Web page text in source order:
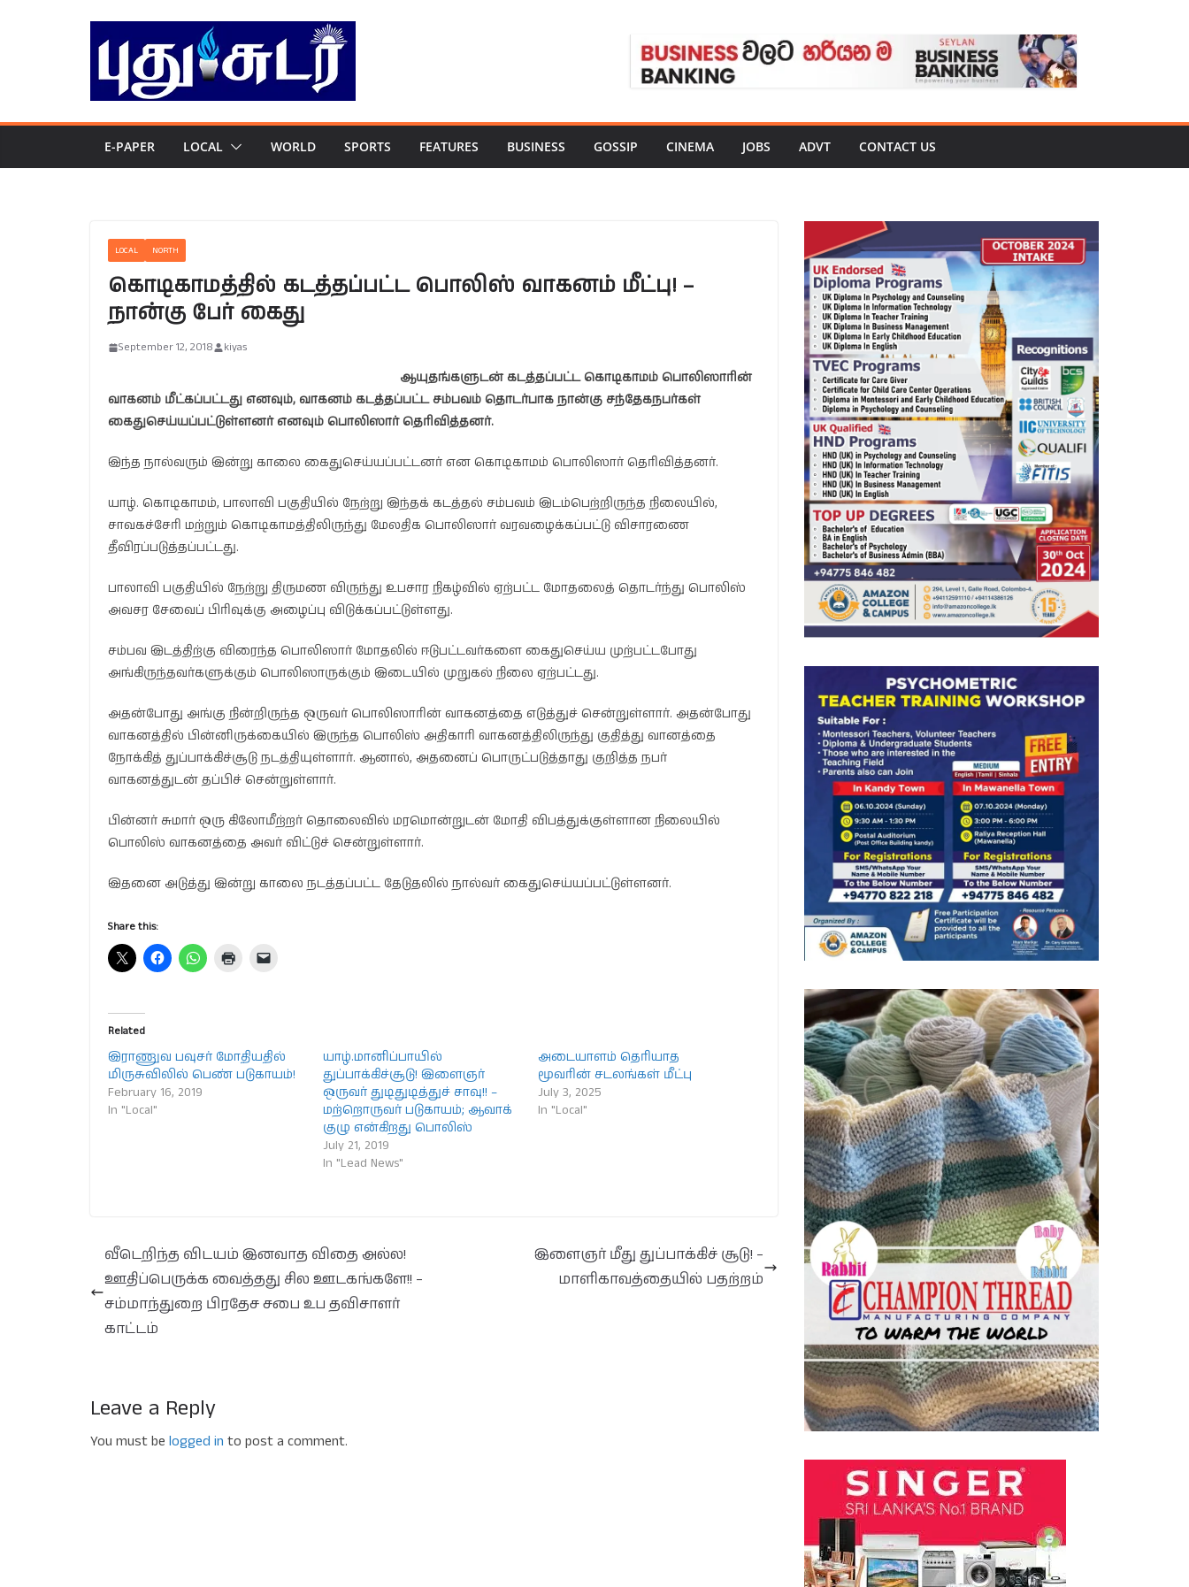
E-PAPER LOCAL WORLD SPORTS FEATURES BUSINESS GOSSIP CINEMA JOBS ADVT CONTACT US
LOCAL NORTH
கொடிகாமத்தில் கடத்தப்பட்ட பொலிஸ் வாகனம் மீட்பு! –
நான்கு பேர் கைது
September 12, 2018 kiyas
ஆயுதங்களுடன் கடத்தப்பட்ட கொடிகாமம் பொலிஸாரின்
வாகனம் மீட்கப்பட்டது எனவும், வாகனம் கடத்தப்பட்ட சம்பவம் தொடர்பாக நான்கு சந்தேகநபர்கள்
கைதுசெய்யப்பட்டுள்ளனர் எனவும் பொலிஸார் தெரிவித்தனர்.
இந்த நால்வரும் இன்று காலை கைதுசெய்யப்பட்டனர் என கொடிகாமம் பொலிஸார் தெரிவித்தனர்.
யாழ். கொடிகாமம், பாலாவி பகுதியில் நேற்று இந்தக் கடத்தல் சம்பவம் இடம்பெற்றிருந்த நிலையில்,
சாவகச்சேரி மற்றும் கொடிகாமத்திலிருந்து மேலதிக பொலிஸார் வரவழைக்கப்பட்டு விசாரணை
தீவிரப்படுத்தப்பட்டது.
பாலாவி பகுதியில் நேற்று திருமண விருந்து உபசார நிகழ்வில் ஏற்பட்ட மோதலைத் தொடர்ந்து பொலிஸ்
அவசர சேவைப் பிரிவுக்கு அழைப்பு விடுக்கப்பட்டுள்ளது.
சம்பவ இடத்திற்கு விரைந்த பொலிஸார் மோதலில் ஈடுபட்டவர்களை கைதுசெய்ய முற்பட்டபோது
அங்கிருந்தவர்களுக்கும் பொலிஸாருக்கும் இடையில் முறுகல் நிலை ஏற்பட்டது.
அதன்போது அங்கு நின்றிருந்த ஒருவர் பொலிஸாரின் வாகனத்தை எடுத்துச் சென்றுள்ளார். அதன்போது
வாகனத்தில் பின்னிருக்கையில் இருந்த பொலிஸ் அதிகாரி வாகனத்திலிருந்து குதித்து வானத்தை
நோக்கித் துப்பாக்கிச்சூடு நடத்தியுள்ளார். ஆனால், அதனைப் பொருட்படுத்தாது குறித்த நபர்
வாகனத்துடன் தப்பிச் சென்றுள்ளார்.
பின்னர் சுமார் ஒரு கிலோமீற்றர் தொலைவில் மரமொன்றுடன் மோதி விபத்துக்குள்ளான நிலையில்
பொலிஸ் வாகனத்தை அவர் விட்டுச் சென்றுள்ளார்.
இதனை அடுத்து இன்று காலை நடத்தப்பட்ட தேடுதலில் நால்வர் கைதுசெய்யப்பட்டுள்ளனர்.
Share this:
Related
இராணுவ பவுசர் மோதியதில்
மிருசுவிலில் பெண் படுகாயம்!
February 16, 2019
In "Local"
யாழ்.மானிப்பாயில்
துப்பாக்கிச்சூடு! இளைஞர்
ஒருவர் துடிதுடித்துச் சாவு!! –
மற்றொருவர் படுகாயம்; ஆவாக்
குழு என்கிறது பொலிஸ்
July 21, 2019
In "Lead News"
அடையாளம் தெரியாத
மூவரின் சடலங்கள் மீட்பு
July 3, 2025
In "Local"
வீடெறிந்த விடயம் இனவாத விதை அல்ல!
ஊதிப்பெருக்க வைத்தது சில ஊடகங்களே!! –
சம்மாந்துறை பிரதேச சபை உப தவிசாளர்
காட்டம்
இளைஞர் மீது துப்பாக்கிச் சூடு! –
மாளிகாவத்தையில் பதற்றம்
Leave a Reply
You must be logged in to post a comment.